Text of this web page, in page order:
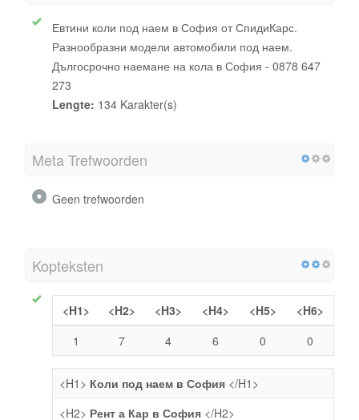
Евтини коли под наем в София от СпидиКарс.
Разнообразни модели автомобили под наем.
Дългосрочно наемане на кола в София - 0878 647
273
Lengte: 134 Karakter(s)
Meta Trefwoorden
Geen trefwoorden
Kopteksten
<H1> <H2> <H3> <H4> <H5>
<H6>
1
7 4 6 0 0
<H1> Коли под наем в София </H1>
<H2> Рент а Кар в София </H2>